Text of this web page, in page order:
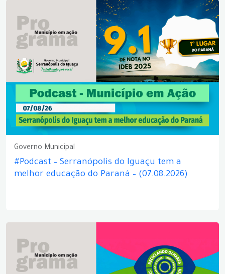
Governo Municipal
#Podcast – Serranópolis do Iguaçu tem a
melhor educação do Paraná – (07.08.2026)